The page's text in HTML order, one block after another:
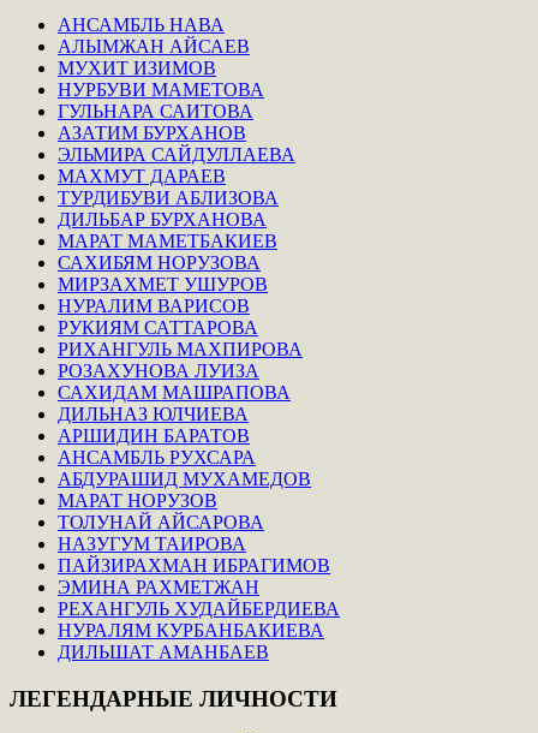
АНСАМБЛЬ НАВА
АЛЫМЖАН АЙСАЕВ
МУХИТ ИЗИМОВ
НУРБУВИ МАМЕТОВА
ГУЛЬНАРА САИТОВА
АЗАТИМ БУРХАНОВ
ЭЛЬМИРА САЙДУЛЛАЕВА
МАХМУТ ДАРАЕВ
ТУРДИБУВИ АБЛИЗОВА
ДИЛЬБАР БУРХАНОВА
МАРАТ МАМЕТБАКИЕВ
САХИБЯМ НОРУЗОВА
МИРЗАХМЕТ УШУРОВ
НУРАЛИМ ВАРИСОВ
РУКИЯМ САТТАРОВА
РИХАНГУЛЬ МАХПИРОВА
РОЗАХУНОВА ЛУИЗА
САХИДАМ МАШРАПОВА
ДИЛЬНАЗ ЮЛЧИЕВА
АРШИДИН БАРАТОВ
АНСАМБЛЬ РУХСАРА
АБДУРАШИД МУХАМЕДОВ
МАРАТ НОРУЗОВ
ТОЛУНАЙ АЙСАРОВА
НАЗУГУМ ТАИРОВА
ПАЙЗИРАХМАН ИБРАГИМОВ
ЭМИНА РАХМЕТЖАН
РЕХАНГУЛЬ ХУДАЙБЕРДИЕВА
НУРАЛЯМ КУРБАНБАКИЕВА
ДИЛЬШАТ АМАНБАЕВ
ЛЕГЕНДАРНЫЕ ЛИЧНОСТИ